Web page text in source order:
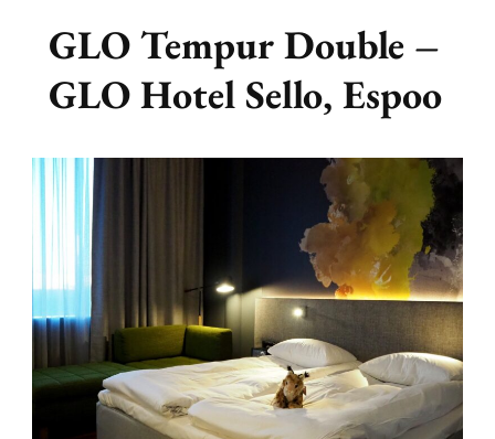
GLO Tempur Double –
GLO Hotel Sello, Espoo